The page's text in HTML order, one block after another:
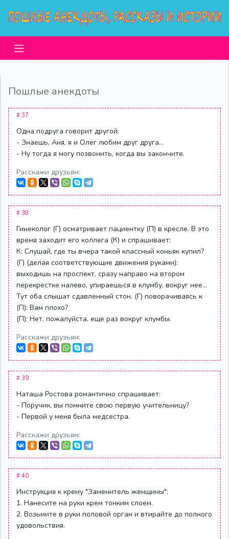
Пошлые анекдоты
# 37
Одна подруга говорит другой:
- Знаешь, Аня, я и Олег любим друг друга...
- Ну тогда я могу позвонить, когда вы закончите.
Расскажи друзьям:
# 38
Гинеколог (Г) осматривает пациентку (П) в кресле. В это
время заходит его коллега (К) и спрашивает:
К: Слушай, где ты вчера такой классный коньяк купил?
(Г) (делая соответствующие движения руками):
выходишь на проспект, сразу направо на втором
перекрестке налево, упираешься в клумбу, вокруг нее...
Тут оба слышат сдавленный стон. (Г) поворачиваясь к
(П): Вам плохо?
(П): Нет, пожалуйста, еще раз вокруг клумбы.
Расскажи друзьям:
# 39
Наташа Ростова романтично спрашивает:
- Поручик, вы помните свою первую учительницу?
- Первой у меня была медсестра.
Расскажи друзьям:
# 40
Инструкция к крему "Заменитель женщины":
1. Нанесите на руки крем тонким слоем.
2. Возьмите в руки половой орган и втирайте до полного
удовольствия.